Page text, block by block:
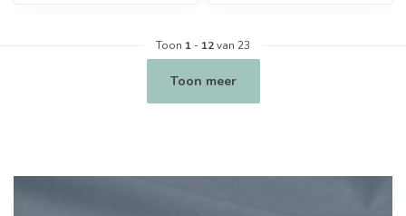
Toon 1 - 12van 23
Toon meer